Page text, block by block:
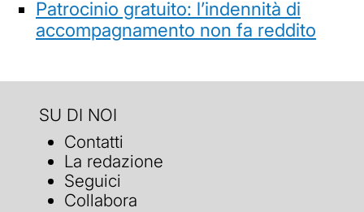
Patrocinio gratuito: l’indennità di
accompagnamento non fa reddito
SU DI NOI
Contatti
La redazione
Seguici
Collabora